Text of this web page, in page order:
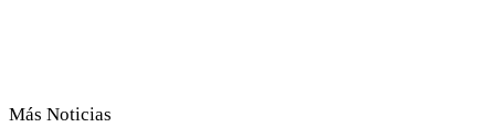
Más Noticias